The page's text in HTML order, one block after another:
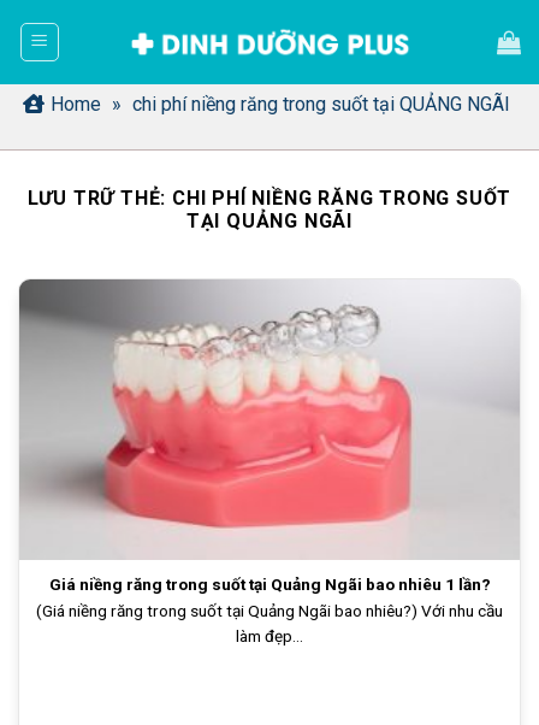
dung Home » chi phí niềng răng trong suốt tại QUẢNG NGÃI
LƯU TRỮ THẺ: CHI PHÍ NIỀNG RĂNG TRONG SUỐT
TẠI QUẢNG NGÃI
Giá niềng răng trong suốt tại Quảng Ngãi bao nhiêu 1 lần?
(Giá niềng răng trong suốt tại Quảng Ngãi bao nhiêu?) Với nhu cầu
làm đẹp...